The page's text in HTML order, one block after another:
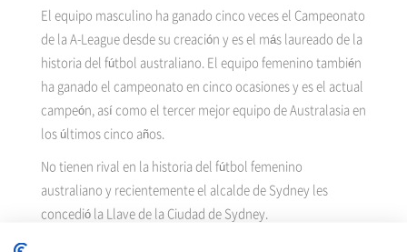
El equipo masculino ha ganado cinco veces el Campeonato
de la A-League desde su creación y es el más laureado de la
historia del fútbol australiano. El equipo femenino también
ha ganado el campeonato en cinco ocasiones y es el actual
campeón, así como el tercer mejor equipo de Australasia en
los últimos cinco años.
No tienen rival en la historia del fútbol femenino
australiano y recientemente el alcalde de Sydney les
concedió la Llave de la Ciudad de Sydney.